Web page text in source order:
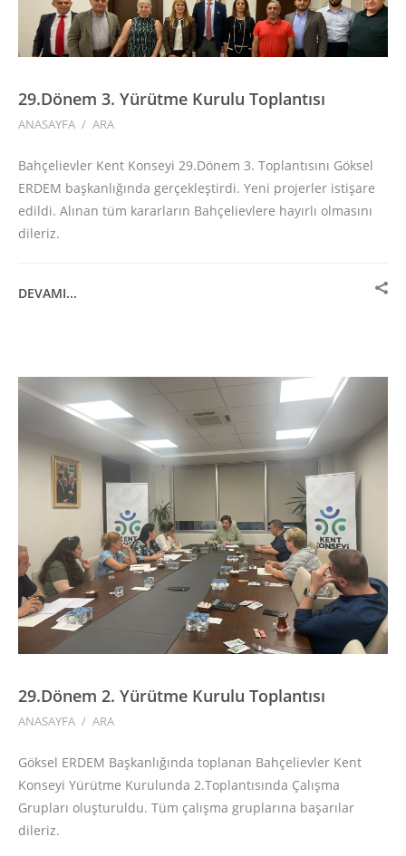
29.Dönem 3. Yürütme Kurulu Toplantısı
ANASAYFA / ARA
Bahçelievler Kent Konseyi 29.Dönem 3. Toplantısını Göksel
ERDEM başkanlığında gerçekleştirdi. Yeni projerler istişare
edildi. Alınan tüm kararların Bahçelievlere hayırlı olmasını
dileriz.
DEVAMI...
29.Dönem 2. Yürütme Kurulu Toplantısı
ANASAYFA / ARA
Göksel ERDEM Başkanlığında toplanan Bahçelievler Kent
Konseyi Yürütme Kurulunda 2.Toplantısında Çalışma
Grupları oluşturuldu. Tüm çalışma gruplarına başarılar
dileriz.